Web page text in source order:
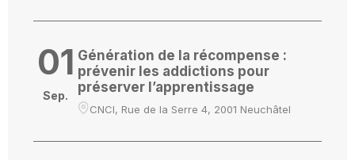
01
Sep.
Génération de la récompense :
prévenir les addictions pour
préserver l’apprentissage
CNCI, Rue de la Serre 4, 2001 Neuchâtel